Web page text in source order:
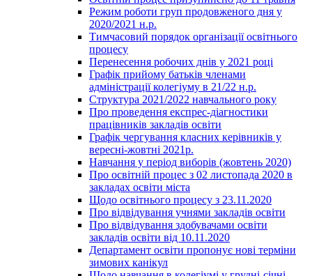
Режим роботи груп продовженого дня у
2020/2021 н.р.
Тимчасовий порядок організації освітнього
процесу
Перенесення робочих днів у 2021 році
Графік прийому батьків членами
адміністрації колегіуму в 21/22 н.р.
Структура 2021/2022 навчального року
Про проведення експрес-діагностики
працівників закладів освіти
Графік чергування класних керівників у
вересні-жовтні 2021р.
Навчання у період виборів (жовтень 2020)
Про освітній процес з 02 листопада 2020 в
закладах освіти міста
Щодо освітнього процесу з 23.11.2020
Про відвідування учнями закладів освіти
Про відвідування здобувачами освіти
закладів освіти від 10.11.2020
Департамент освіти пропонує нові терміни
зимових канікул